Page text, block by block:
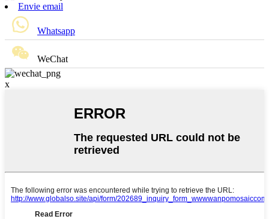
Envie email
Whatsapp
WeChat
x